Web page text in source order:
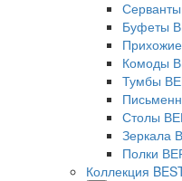
Буфеты
Комоды
Тумбы
Столы
Зеркала
Полки
Коллекция